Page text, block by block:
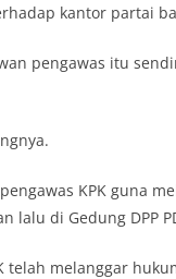
kantor partai
pengawas itu
KPK guna
di Gedung DPP
telah melanggar